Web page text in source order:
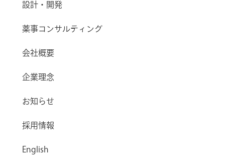
設計・開発
薬事コンサルティング
会社概要
企業理念
お知らせ
採用情報
English